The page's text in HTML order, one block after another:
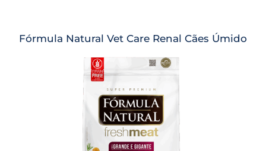
Fórmula Natural Vet Care Renal Cães Úmido